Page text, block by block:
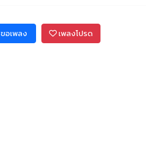
ขอเพลง เพลงโปรด